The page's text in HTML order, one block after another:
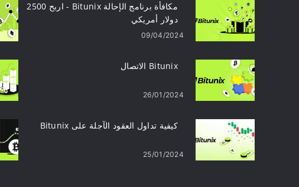
مكافأة برنامج الإحالة Bitunix - اربح 2500
دولار أمريكي
09/04/2024
Bitunix الاتصال
26/01/2024
كيفية تداول العقود الآجلة على Bitunix
25/01/2024